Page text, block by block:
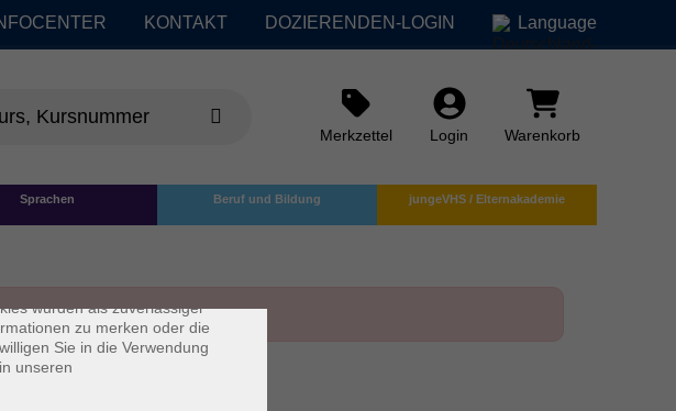
KONTAKT DOZIERENDEN-LOGIN Language
Merkzettel Login Warenkorb
Sprachen Beruf und Bildung jungeVHS / Elternakademie
gesendet und vom
wurden als zuverlässiger
zu merken oder die
Sie in die Verwendung
unseren
×